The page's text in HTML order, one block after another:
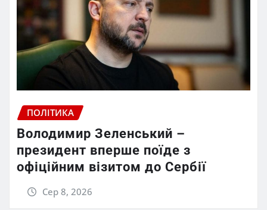
ПОЛІТИКА
Володимир Зеленський –
президент вперше поїде з
офіційним візитом до Сербії
Сер 8, 2026